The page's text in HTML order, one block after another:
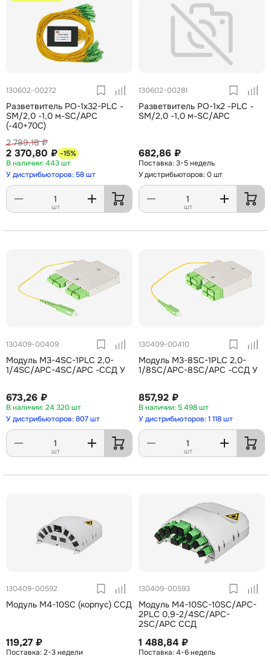
130602-00272
Разветвитель РО-1х32-PLC -
SM/2,0 -1,0 м-SC/APC
(-40+70С)
2 789,18 ₽
2 370,80 ₽ -15%
443 шт
У дистрибьюторов: 58 шт
шт
130602-00281
Разветвитель РО-1х2 -PLC -
SM/2,0 -1,0 м-SC/APC
682,86 ₽
3-5 недель
У дистрибьюторов: 0 шт
шт
130409-00409
Модуль М3-4SC-1PLC 2,0-
1/4SC/APC-4SC/APC -ССД У
673,26 ₽
24 320 шт
У дистрибьюторов: 807 шт
шт
130409-00410
Модуль М3-8SC-1PLC 2,0-
1/8SC/APC-8SC/APC -ССД У
857,92 ₽
5 498 шт
У дистрибьюторов: 1 118 шт
шт
130409-00592
Модуль М4-10SC (корпус) ССД
119,27 ₽
2-3 недели
130409-00593
Модуль М4-10SC-10SC/APC-
2PLC 0,9-2/4SC/APC-
2SC/APC ССД
1 488,84 ₽
4-6 недель